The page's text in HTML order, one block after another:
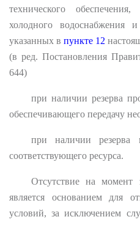
технического
холодного водоснабжения
указанных в пункте 12
(в ред. Постановления
644)
при наличии резерва
обеспечивающего передачу
при наличии резерва
соответствующего ресурса.
Отсутствие на момент
является основанием для
условий, за исключением